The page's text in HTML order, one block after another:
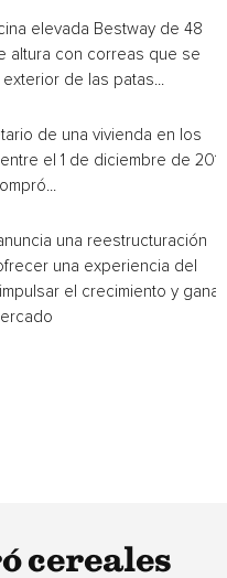
elevada Bestway de 48
altura con correas que se
de las patas...
de una vivienda en los
el 1 de diciembre de
una reestructuración
una experiencia del
el crecimiento y ganar
cereales